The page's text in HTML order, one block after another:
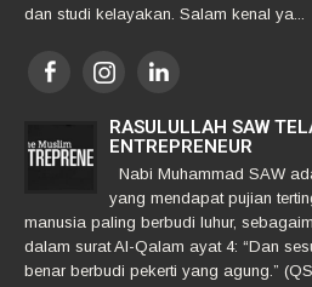
dan studi kelayakan. Salam kenal ya...
RASULULLAH SAW
ENTREPRENEUR
Nabi Muhammad SAW
yang mendapat pujian
manusia paling berbudi luhur,
dalam surat Al-Qalam ayat 4: “Dan
benar berbudi pekerti yang agung.”